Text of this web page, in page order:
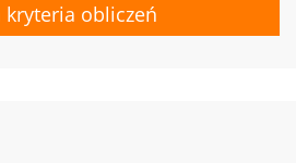
kryteria obliczeń